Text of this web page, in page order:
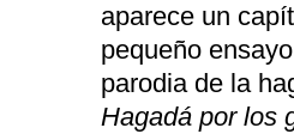
aparece un
pequeño
parodia de la
Hagadá por los